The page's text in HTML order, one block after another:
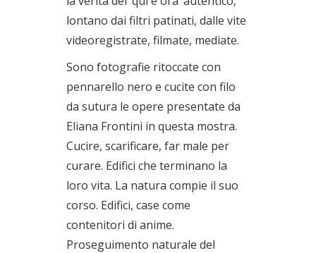
lontano dai filtri patinati, dalle vite
videoregistrate, filmate, mediate.
Sono fotografie ritoccate con
pennarello nero e cucite con filo
da sutura le opere presentate da
Eliana Frontini in questa mostra.
Cucire, scarificare, far male per
curare. Edifici che terminano la
loro vita. La natura compie il suo
corso. Edifici, case come
contenitori di anime.
Proseguimento naturale del